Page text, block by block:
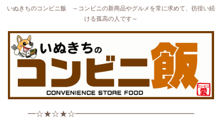
いぬきちのコンビニ飯 ～コンビニの新商品やグルメを常に求めて、彷徨い続
ける孤高の人です～
━☆★☆★☆━━━━━━━━━━━━━━━